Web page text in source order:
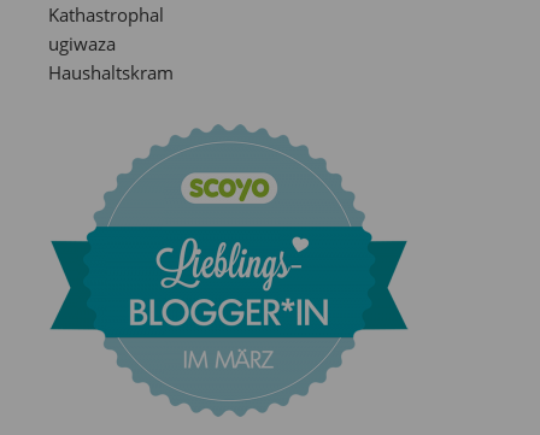
Kathastrophal
ugiwaza
Haushaltskram